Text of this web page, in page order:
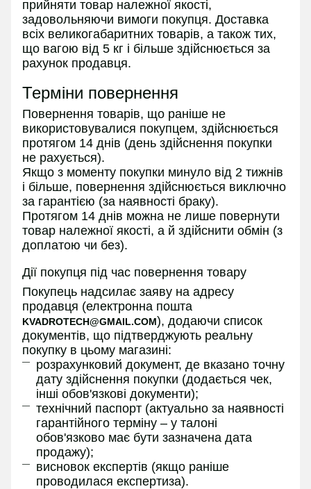
прийняти товар належної якості,
задовольняючи вимоги покупця. Доставка
всіх великогабаритних товарів, а також тих,
що вагою від 5 кг і більше здійснюється за
рахунок продавця.
Терміни повернення
Повернення товарів, що раніше не
використовувалися покупцем, здійснюється
протягом 14 днів (день здійснення покупки
не рахується).
Якщо з моменту покупки минуло від 2 тижнів
і більше, повернення здійснюється виключно
за гарантією (за наявності браку).
Протягом 14 днів можна не лише повернути
товар належної якості, а й здійснити обмін (з
доплатою чи без).
Дії покупця під час повернення товару
Покупець надсилає заяву на адресу
продавця (електронна пошта
KVADROTECH@GMAIL.COM), додаючи список
документів, що підтверджують реальну
покупку в цьому магазині:
розрахунковий документ, де вказано точну
дату здійснення покупки (додається чек,
інші обов'язкові документи);
технічний паспорт (актуально за наявності
гарантійного терміну – у талоні
обов'язково має бути зазначена дата
продажу);
висновок експертів (якщо раніше
проводилася експертиза).